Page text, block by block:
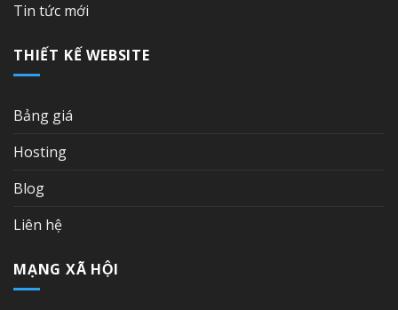
Tin tức mới
THIẾT KẾ WEBSITE
Bảng giá
Hosting
Blog
Liên hệ
MẠNG XÃ HỘI